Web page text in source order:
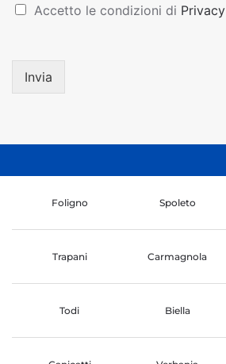
Accetto le condizioni di Privacy
Invia
Foligno Spoleto
Trapani Carmagnola
Todi Biella